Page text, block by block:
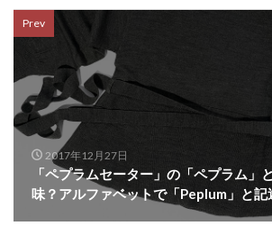
Prev
2017年12月27日
「ペプラムセーター」の「ペプラム」
味？アルファベットで「Peplum」と記